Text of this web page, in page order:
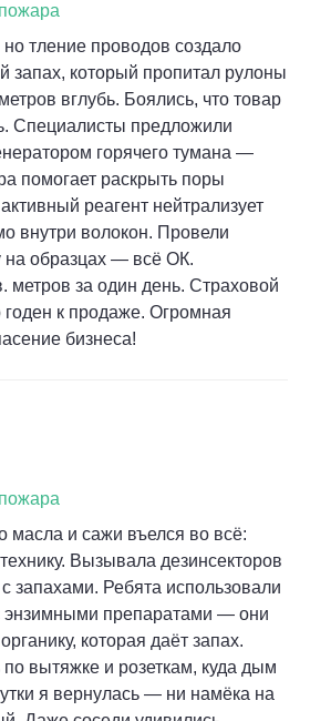
тление проводов создало
запах, который пропитал рулоны
вглубь. Боялись, что товар
Специалисты предложили
горячего тумана —
помогает раскрыть поры
реагент нейтрализует
внутри волокон. Провели
на образцах — всё ОК.
метров за один день. Страховой
годен к продаже. Огромная
бизнеса!
масла и сажи въелся во всё:
Вызывала дезинсекторов
запахами. Ребята использовали
энзимными препаратами — они
которая даёт запах.
вытяжке и розеткам, куда дым
я вернулась — ни намёка на